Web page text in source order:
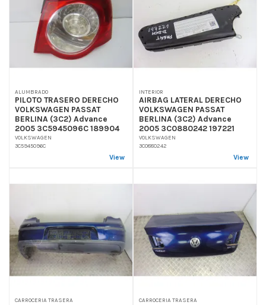
ALUMBRADO
PILOTO TRASERO DERECHO
VOLKSWAGEN PASSAT
BERLINA (3C2) Advance
2005 3C5945096C 189904
VOLKSWAGEN
3C5945096C
View
INTERIOR
AIRBAG LATERAL DERECHO
VOLKSWAGEN PASSAT
BERLINA (3C2) Advance
2005 3C0880242 197221
VOLKSWAGEN
3C0880242
View
CARROCERIA TRASERA CARROCERIA TRASERA